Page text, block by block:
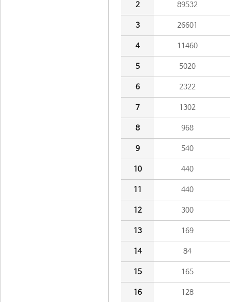
2 89532
3 26601
4 11460
5 5020
6 2322
7 1302
8 968
9 540
10 440
11 440
12 300
13 169
14 84
15 165
16 128